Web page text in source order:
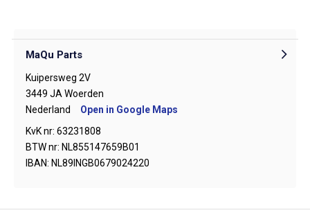
MaQu Parts
Kuipersweg 2V
3449 JA Woerden
Nederland
Open in Google Maps
KvK nr: 63231808
BTW nr: NL855147659B01
IBAN: NL89INGB0679024220